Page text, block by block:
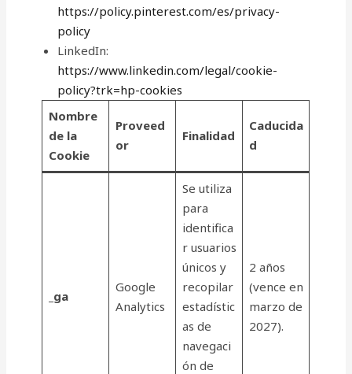
https://policy.pinterest.com/es/privacy-
policy
LinkedIn:
https://www.linkedin.com/legal/cookie-
policy?trk=hp-cookies
Nombre
de la
Cookie
Proveed
or
Finalidad
Caducida
d
_ga
Google
Analytics
Se utiliza
para
identifica
r usuarios
únicos y
recopilar
estadístic
as de
navegaci
ón de
2 años
(vence en
marzo de
2027).